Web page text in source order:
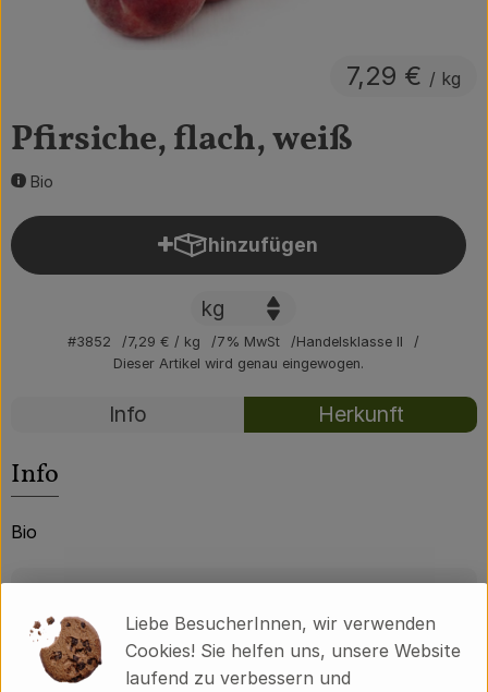
Obst & Gemüse
Vorratskammer
Frühstück
Süßes & Salziges
Haushalt
Der Betrieb
Über uns
Pfirsiche, flach, weiß
Bio
7,29 € / kg
hinzufügen
Produkt zum Warenkorb
#3852 7,29 € / kg 7% MwSt
Handelsklasse II
Dieser Artikel wird genau eingewogen.
Rezepte
Info Herkunft
Info
Bio
Liebe BesucherInnen, wir verwenden
Cookies! Sie helfen uns, unsere Website
laufend zu verbessern und